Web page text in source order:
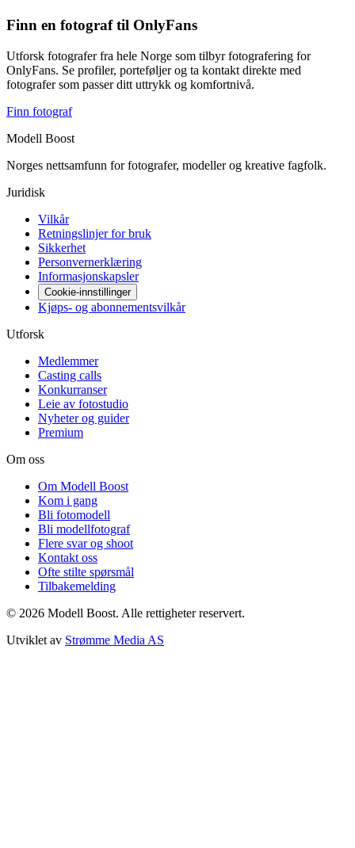
Finn en fotograf til OnlyFans
Utforsk fotografer fra hele Norge som tilbyr fotografering for
OnlyFans. Se profiler, porteføljer og ta kontakt direkte med
fotografer som passer ditt uttrykk og komfortnivå.
Finn fotograf
Modell Boost
Norges nettsamfunn for fotografer, modeller og kreative fagfolk.
Juridisk
Vilkår
Retningslinjer for bruk
Sikkerhet
Personvernerklæring
Informasjonskapsler
Cookie-innstillinger
Kjøps- og abonnementsvilkår
Utforsk
Medlemmer
Casting calls
Konkurranser
Leie av fotostudio
Nyheter og guider
Premium
Om oss
Om Modell Boost
Kom i gang
Bli fotomodell
Bli modellfotograf
Flere svar og shoot
Kontakt oss
Ofte stilte spørsmål
Tilbakemelding
© 2026 Modell Boost. Alle rettigheter reservert.
Utviklet av Strømme Media AS